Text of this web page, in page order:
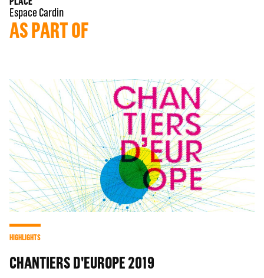
Espace Cardin
AS PART OF
HIGHLIGHTS
CHANTIERS D'EUROPE 2019